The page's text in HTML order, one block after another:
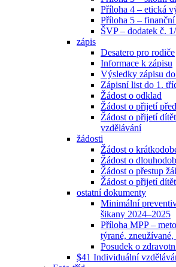
Příloha 4 – etická
Příloha 5 –
ŠVP – dodatek č.
zápis
Desatero pro rodiče
Informace k zápisu
Výsledky zápisu
Zápisní list do 1.
Žádost o odklad
Žádost o přijetí
Žádost o přijetí
vzdělávání
žádosti
Žádost o
Žádost o
Žádost o přestup
Žádost o přijetí
ostatní dokumenty
Minimální
šikany 2024–2025
Příloha MPP –
týrané,
Posudek o
$41 Individuální